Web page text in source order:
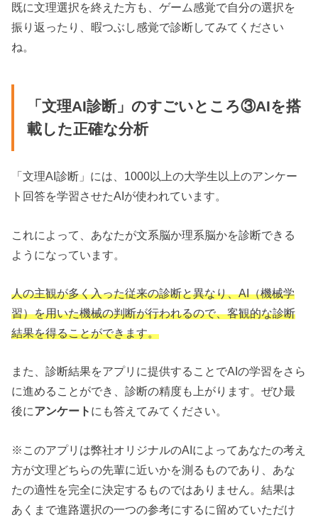
既に文理選択を終えた方も、ゲーム感覚で自分の選択を
振り返ったり、暇つぶし感覚で診断してみてください
ね。
「文理AI診断」のすごいところ③AIを搭
載した正確な分析
「文理AI診断」には、1000以上の大学生以上のアンケー
ト回答を学習させたAIが使われています。
これによって、あなたが文系脳か理系脳かを診断できる
ようになっています。
人の主観が多く入った従来の診断と異なり、AI（機械学
習）を用いた機械の判断が行われるので、客観的な診断
結果を得ることができます。
また、診断結果をアプリに提供することでAIの学習をさら
に進めることができ、診断の精度も上がります。ぜひ最
後にアンケート にも答えてみてください。
※このアプリは弊社オリジナルのAIによってあなたの考え
方が文理どちらの先輩に近いかを測るものであり、あな
たの適性を完全に決定するものではありません。結果は
あくまで進路選択の一つの参考にするに留めていただけ